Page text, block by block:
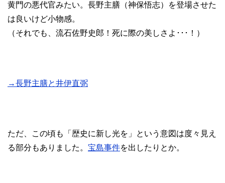
黄門の悪代官みたい。長野主膳（神保悟志）を登場させた
は良いけど小物感。
（それでも、流石佐野史郎！死に際の美しさよ･･･！）
→長野主膳と井伊直弼
ただ、この頃も「歴史に新し光を」という意図は度々見え
る部分もありました。 宝島事件を出したりとか。